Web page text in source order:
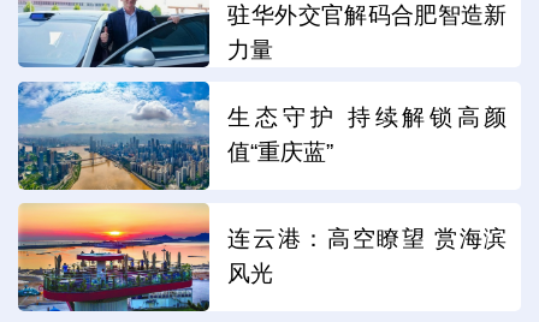
驻华外交官解码合肥智造新
力量
生态守护 持续解锁高颜
值“重庆蓝”
连云港：高空瞭望 赏海滨
风光